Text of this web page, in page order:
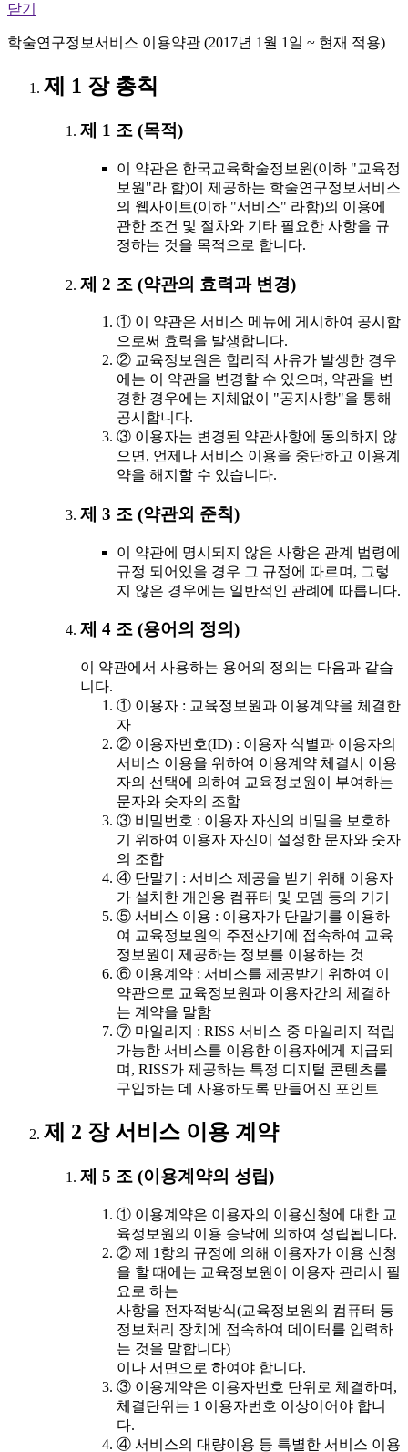
닫기
학술연구정보서비스 이용약관 (2017년 1월 1일 ~ 현재 적용)
제 1 장 총칙
제 1 조 (목적)
이 약관은 한국교육학술정보원(이하 "교육정
보원"라 함)이 제공하는 학술연구정보서비스
의 웹사이트(이하 "서비스" 라함)의 이용에
관한 조건 및 절차와 기타 필요한 사항을 규
정하는 것을 목적으로 합니다.
제 2 조 (약관의 효력과 변경)
① 이 약관은 서비스 메뉴에 게시하여 공시함
으로써 효력을 발생합니다.
② 교육정보원은 합리적 사유가 발생한 경우
에는 이 약관을 변경할 수 있으며, 약관을 변
경한 경우에는 지체없이 "공지사항"을 통해
공시합니다.
③ 이용자는 변경된 약관사항에 동의하지 않
으면, 언제나 서비스 이용을 중단하고 이용계
약을 해지할 수 있습니다.
제 3 조 (약관외 준칙)
이 약관에 명시되지 않은 사항은 관계 법령에
규정 되어있을 경우 그 규정에 따르며, 그렇
지 않은 경우에는 일반적인 관례에 따릅니다.
제 4 조 (용어의 정의)
이 약관에서 사용하는 용어의 정의는 다음과 같습
니다.
① 이용자 : 교육정보원과 이용계약을 체결한
자
② 이용자번호(ID) : 이용자 식별과 이용자의
서비스 이용을 위하여 이용계약 체결시 이용
자의 선택에 의하여 교육정보원이 부여하는
문자와 숫자의 조합
③ 비밀번호 : 이용자 자신의 비밀을 보호하
기 위하여 이용자 자신이 설정한 문자와 숫자
의 조합
④ 단말기 : 서비스 제공을 받기 위해 이용자
가 설치한 개인용 컴퓨터 및 모뎀 등의 기기
⑤ 서비스 이용 : 이용자가 단말기를 이용하
여 교육정보원의 주전산기에 접속하여 교육
정보원이 제공하는 정보를 이용하는 것
⑥ 이용계약 : 서비스를 제공받기 위하여 이
약관으로 교육정보원과 이용자간의 체결하
는 계약을 말함
⑦ 마일리지 : RISS 서비스 중 마일리지 적립
가능한 서비스를 이용한 이용자에게 지급되
며, RISS가 제공하는 특정 디지털 콘텐츠를
구입하는 데 사용하도록 만들어진 포인트
제 2 장 서비스 이용 계약
제 5 조 (이용계약의 성립)
① 이용계약은 이용자의 이용신청에 대한 교
육정보원의 이용 승낙에 의하여 성립됩니다.
② 제 1항의 규정에 의해 이용자가 이용 신청
을 할 때에는 교육정보원이 이용자 관리시 필
요로 하는
사항을 전자적방식(교육정보원의 컴퓨터 등
정보처리 장치에 접속하여 데이터를 입력하
는 것을 말합니다)
이나 서면으로 하여야 합니다.
③ 이용계약은 이용자번호 단위로 체결하며,
체결단위는 1 이용자번호 이상이어야 합니
다.
④ 서비스의 대량이용 등 특별한 서비스 이용